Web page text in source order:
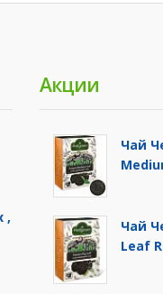
,
Акции
Чай
Чай
Leaf